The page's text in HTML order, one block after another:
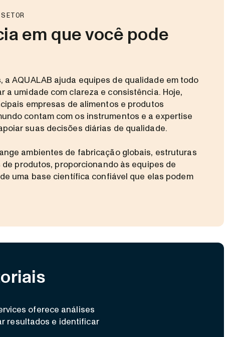
em que você pode
a AQUALAB ajuda equipes de qualidade em todo
a umidade com clareza e consistência. Hoje,
empresas de alimentos e produtos
contam com os instrumentos e a expertise
suas decisões diárias de qualidade.
ambientes de fabricação globais, estruturas
produtos, proporcionando às equipes de
uma base científica confiável que elas podem
oferece análises
resultados e identificar